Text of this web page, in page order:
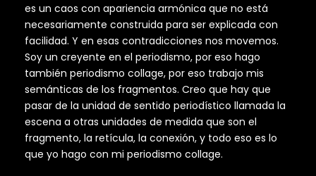
es un caos con apariencia armónica que no está
necesariamente construida para ser explicada con
facilidad. Y en esas contradicciones nos movemos.
Soy un creyente en el periodismo, por eso hago
también periodismo collage, por eso trabajo mis
semánticas de los fragmentos. Creo que hay que
pasar de la unidad de sentido periodístico llamada la
escena a otras unidades de medida que son el
fragmento, la retícula, la conexión, y todo eso es lo
que yo hago con mi periodismo collage.